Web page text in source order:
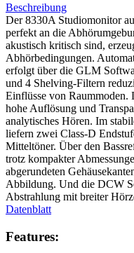
Beschreibung
Der 8330A Studiomonitor
perfekt an die
akustisch kritisch sind,
Abhörbedingungen.
erfolgt über die GLM
und 4 Shelving-Filtern
Einflüsse von
hohe Auflösung und
analytisches Hören. Im
liefern zwei Class-D
Mitteltöner. Über den
trotz kompakter
abgerundeten
Abbildung. Und die DCW
Abstrahlung mit breiter
Datenblatt
Features: